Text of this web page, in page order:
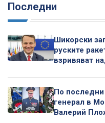
Последни
Шикорски
руските
взривяват
По последни
генерал в
Валерий